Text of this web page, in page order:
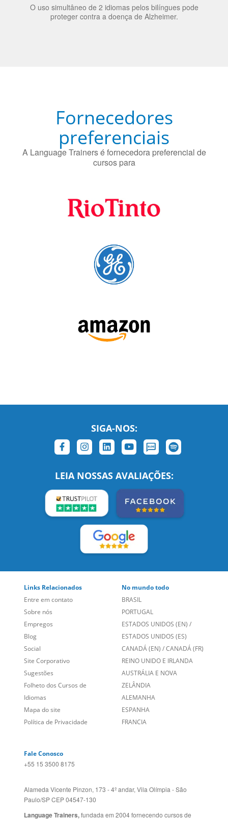
O uso simultâneo de 2 idiomas pelos bilíngues pode
proteger contra a doença de Alzheimer.
Fornecedores
preferenciais
A Language Trainers é fornecedora preferencial de
cursos para
SIGA-NOS:
LEIA NOSSAS AVALIAÇÕES:
Links Relacionados
Entre em contato
Sobre nós
Empregos
Blog
Social
Site Corporativo
Sugestões
Folheto dos Cursos de
Idiomas
Mapa do site
Política de Privacidade
No mundo todo
BRASIL
PORTUGAL
ESTADOS UNIDOS (EN) /
ESTADOS UNIDOS (ES)
CANADÁ (EN) /CANADÁ (FR)
REINO UNIDO E IRLANDA
AUSTRÁLIA E NOVA
ZELÂNDIA
ALEMANHA
ESPANHA
FRANCIA
Fale Conosco
+55 15 3500 8175
Alameda Vicente Pinzon, 173 - 4º andar, Vila Olímpia - São
Paulo/SP CEP 04547-130
Language Trainers,fundada em 2004 fornecendo cursos de